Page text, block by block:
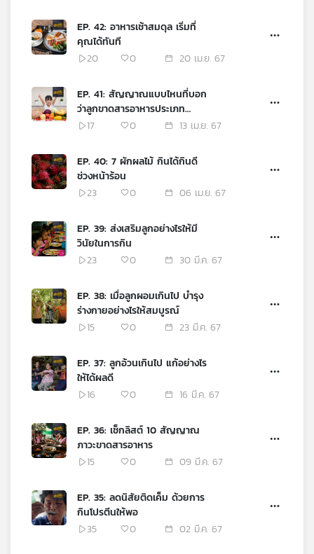
EP. 42: อาหารเช้าสมดุล เริ่มที่
คุณได้ทันที
20
0 20 เม.ย. 67
EP. 41: สัญญาณแบบไหนที่บอก
ว่าลูกขาดสารอาหารประเภท
วิตามิน
17 0 13 เม.ย. 67
EP. 40: 7 ผักผลไม้ กินได้กินดี
ช่วงหน้าร้อน
23
0 06 เม.ย. 67
EP. 39: ส่งเสริมลูกอย่างไรให้มี
วินัยในการกิน
23
0 30 มี.ค. 67
EP. 38: เมื่อลูกผอมเกินไป บำรุง
ร่างกายอย่างไรให้สมบูรณ์
15
0 23 มี.ค. 67
EP. 37: ลูกอ้วนเกินไป แก้อย่างไร
ให้ได้ผลดี
16
0 16 มี.ค. 67
EP. 36: เช็กลิสต์ 10 สัญญาณ
ภาวะขาดสารอาหาร
15
0 09 มี.ค. 67
EP. 35: ลดนิสัยติดเค็ม ด้วยการ
กินโปรตีนให้พอ
35
0 02 มี.ค. 67